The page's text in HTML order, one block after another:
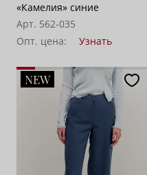
«Камелия» синие
Арт. 562-035
Опт. цена:
Узнать
NEW